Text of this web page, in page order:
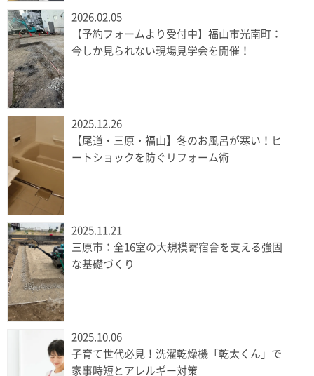
2026.02.05
【予約フォームより受付中】福山市光南町：
今しか見られない現場見学会を開催！
2025.12.26
【尾道・三原・福山】冬のお風呂が寒い！ヒ
ートショックを防ぐリフォーム術
2025.11.21
三原市：全16室の大規模寄宿舎を支える強固
な基礎づくり
2025.10.06
子育て世代必見！洗濯乾燥機「乾太くん」で
家事時短とアレルギー対策